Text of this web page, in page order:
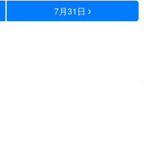
7月31日